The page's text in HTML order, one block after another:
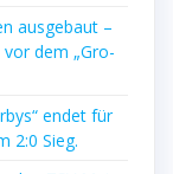
aus­ge­baut –
vor dem „Gro­
endet für
2:0 Sieg.